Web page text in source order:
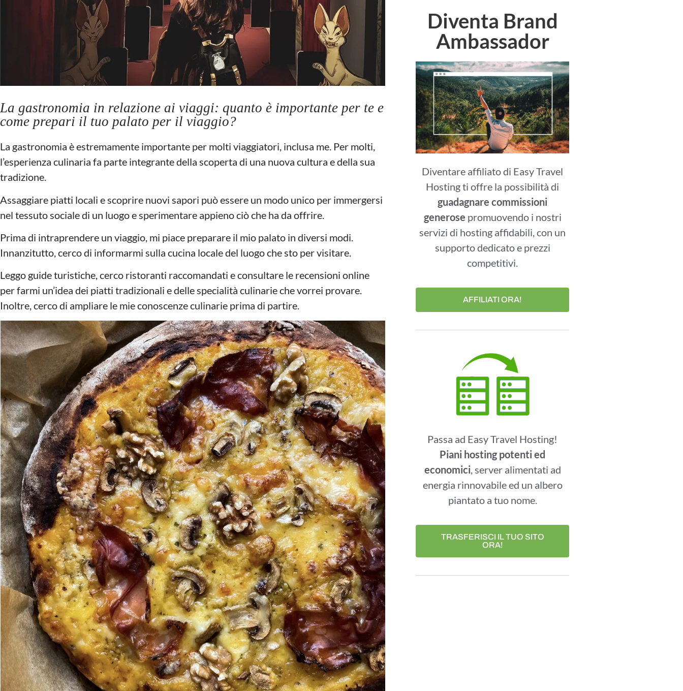
La gastronomia in relazione ai viaggi: quanto è importante per te e
come prepari il tuo palato per il viaggio?
La gastronomia è estremamente importante per molti viaggiatori, inclusa me. Per molti,
l’esperienza culinaria fa parte integrante della scoperta di una nuova cultura e della sua
tradizione.
Assaggiare piatti locali e scoprire nuovi sapori può essere un modo unico per immergersi
nel tessuto sociale di un luogo e sperimentare appieno ciò che ha da offrire.
Prima di intraprendere un viaggio, mi piace preparare il mio palato in diversi modi.
Innanzitutto, cerco di informarmi sulla cucina locale del luogo che sto per visitare.
Leggo guide turistiche, cerco ristoranti raccomandati e consultare le recensioni online
per farmi un’idea dei piatti tradizionali e delle specialità culinarie che vorrei provare.
Inoltre, cerco di ampliare le mie conoscenze culinarie prima di partire.
Diventa Brand
Ambassador
Diventare affiliato di Easy Travel
Hosting ti offre la possibilità di
guadagnare commissioni
generose promuovendo i nostri
servizi di hosting affidabili, con un
supporto dedicato e prezzi
competitivi.
AFFILIATI ORA!
Passa ad Easy Travel Hosting!
Piani hosting potenti ed
economici, server alimentati ad
energia rinnovabile ed un albero
piantato a tuo nome.
TRASFERISCI IL TUO SITO
ORA!